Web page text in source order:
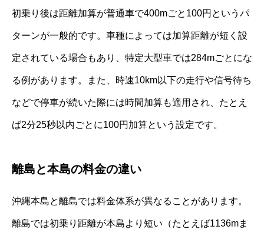
初乗り後は距離加算が普通車で400mごと100円というパ
ターンが一般的です。車種によっては加算距離が短く設
定されている場合もあり、特定大型車では284mごとにな
る例があります。また、時速10km以下の走行や信号待ち
などで停車が続いた際には時間加算も適用され、たとえ
ば2分25秒以内ごとに100円加算という設定です。
離島と本島の料金の違い
沖縄本島と離島では料金体系が異なることがあります。
離島では初乗り距離が本島より短い（たとえば1136mま